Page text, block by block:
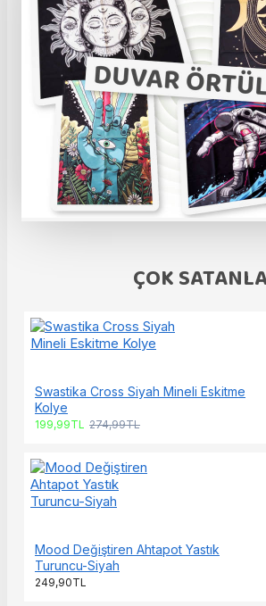
ÇOK
Swastika Cross Siyah Mineli Eskitme
Kolye
199,99TL 274,99TL
Mood Değiştiren Ahtapot Yastık
Turuncu-Siyah
249,90TL